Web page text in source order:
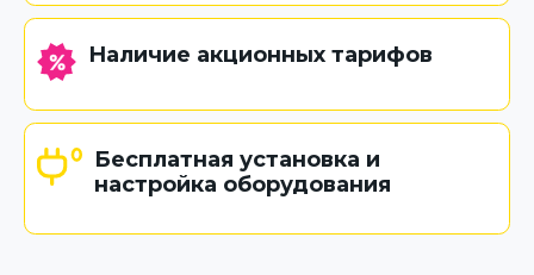
Наличие акционных тарифов
Бесплатная установка и
настройка оборудования